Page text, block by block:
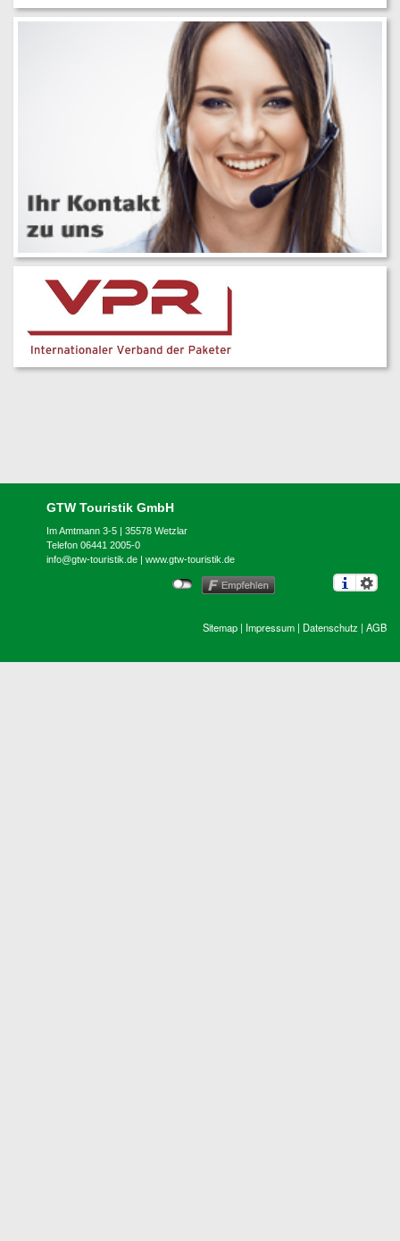
GTW Touristik GmbH
Im Amtmann 3-5 | 35578 Wetzlar
Telefon 06441 2005-0
info@gtw-touristik.de |www.gtw-touristik.de
Sitemap | Impressum | Datenschutz | AGB